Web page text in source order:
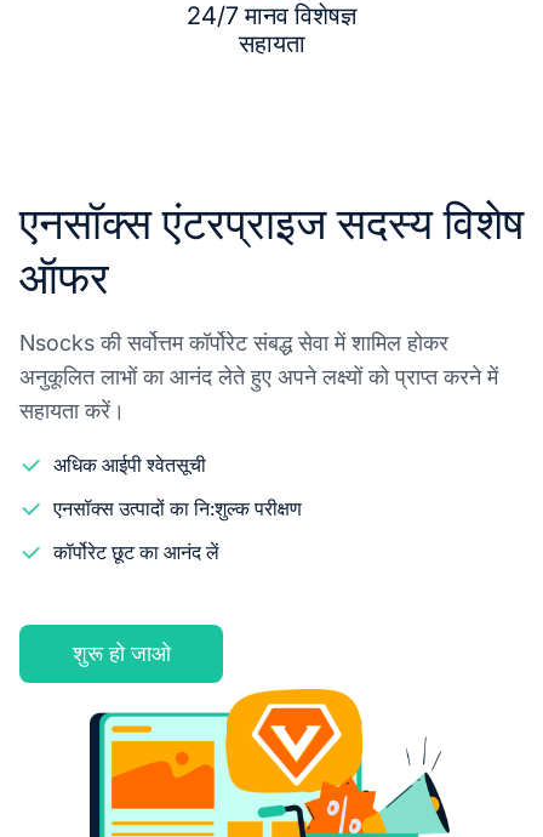
24/7 मानव विशेषज्ञ
सहायता
एनसॉक्स एंटरप्राइज सदस्य विशेष
ऑफर
Nsocks की सर्वोत्तम कॉर्पोरेट संबद्ध सेवा में शामिल होकर
अनुकूलित लाभों का आनंद लेते हुए अपने लक्ष्यों को प्राप्त करने में
सहायता करें।
अधिक आईपी श्वेतसूची
एनसॉक्स उत्पादों का नि:शुल्क परीक्षण
कॉर्पोरेट छूट का आनंद लें
शुरू हो जाओ